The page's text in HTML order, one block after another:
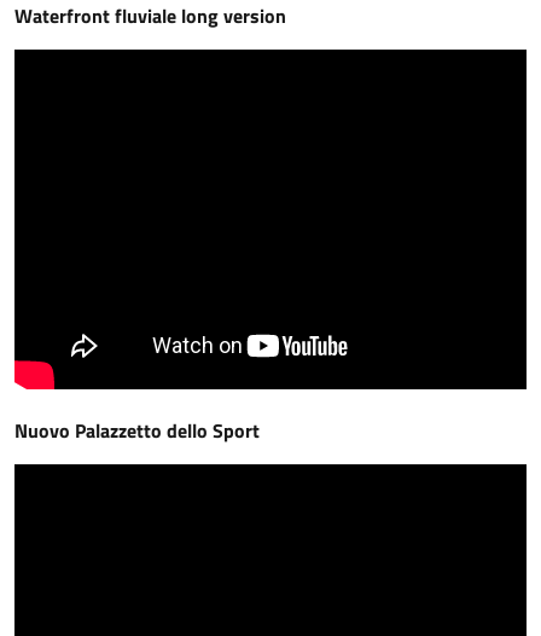
Waterfront fluviale long version
Nuovo Palazzetto dello Sport